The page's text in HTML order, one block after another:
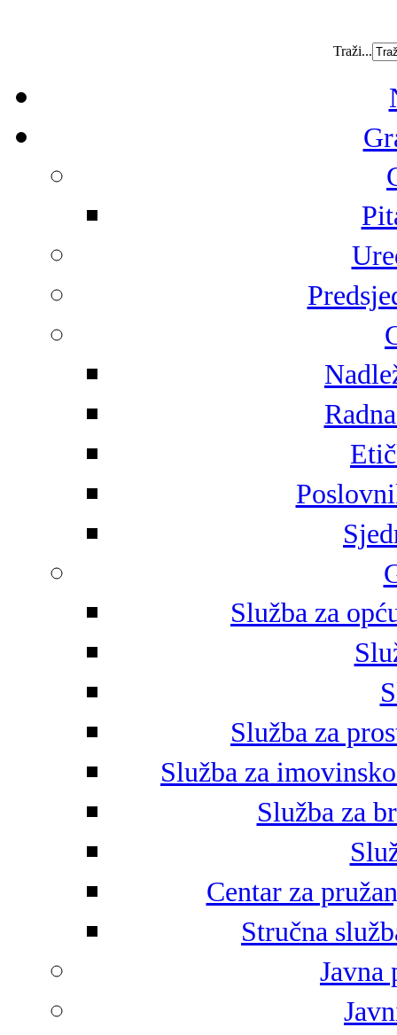
Traži...
Služba za
Služba za
Služba za
Služba za
Centar za
Stručna
Javna